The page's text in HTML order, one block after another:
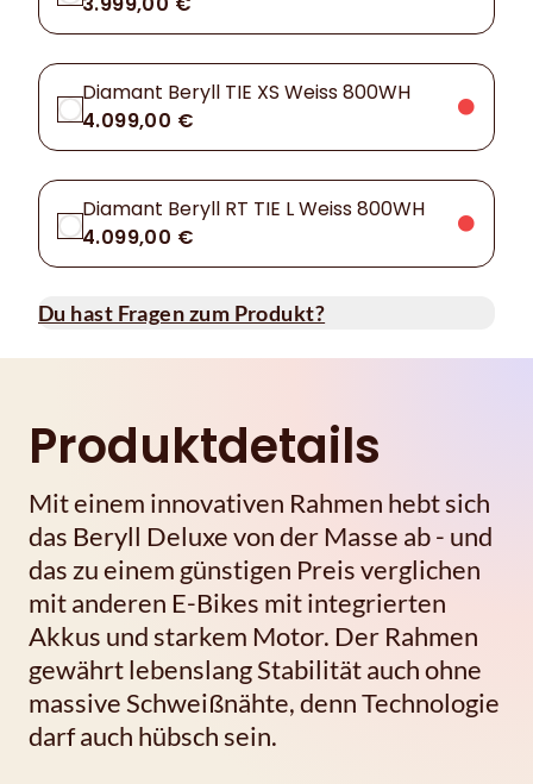
Diamant Beryll TIE XS Weiss 800WH
4.099,00 €
Diamant Beryll RT TIE L Weiss 800WH
4.099,00 €
Du hast Fragen zum Produkt?
Produktdetails
Mit einem innovativen Rahmen hebt sich
das Beryll Deluxe von der Masse ab - und
das zu einem günstigen Preis verglichen
mit anderen E-Bikes mit integrierten
Akkus und starkem Motor. Der Rahmen
gewährt lebenslang Stabilität auch ohne
massive Schweißnähte, denn Technologie
darf auch hübsch sein.